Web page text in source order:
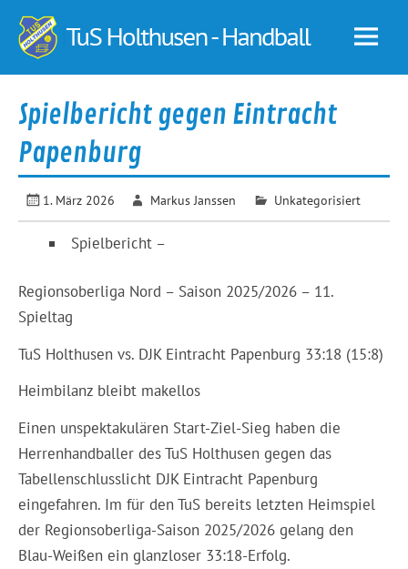
content TuS
Spielbericht gegen Eintracht
Papenburg
1. März 2026 Markus Janssen Unkategorisiert
Spielbericht –
Regionsoberliga Nord – Saison 2025/2026 – 11.
Spieltag
TuS Holthusen vs. DJK Eintracht Papenburg 33:18 (15:8)
Heimbilanz bleibt makellos
Einen unspektakulären Start-Ziel-Sieg haben die
Herrenhandballer des TuS Holthusen gegen das
Tabellenschlusslicht DJK Eintracht Papenburg
eingefahren. Im für den TuS bereits letzten Heimspiel
der Regionsoberliga-Saison 2025/2026 gelang den
Blau-Weißen ein glanzloser 33:18-Erfolg.